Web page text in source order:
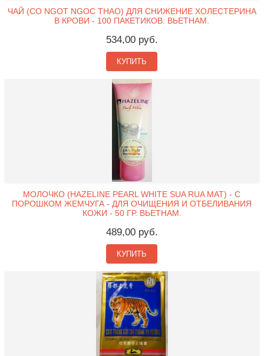
ЧАЙ (CO NGOT NGOC THAO) ДЛЯ СНИЖЕНИЕ ХОЛЕСТЕРИНА
В КРОВИ - 100 ПАКЕТИКОВ. ВЬЕТНАМ.
534,00 руб.
КУПИТЬ
МОЛОЧКО (HAZELINE PEARL WHITE SUA RUA MAT) - С
ПОРОШКОМ ЖЕМЧУГА - ДЛЯ ОЧИЩЕНИЯ И ОТБЕЛИВАНИЯ
КОЖИ - 50 ГР. ВЬЕТНАМ.
489,00 руб.
КУПИТЬ